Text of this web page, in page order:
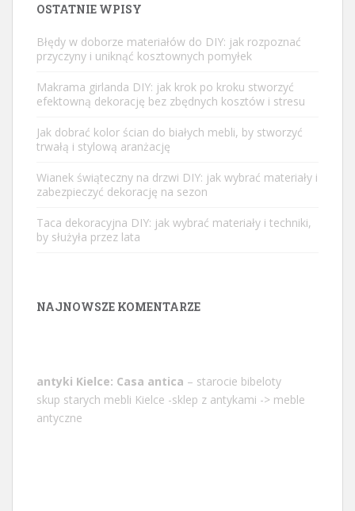
OSTATNIE WPISY
Błędy w doborze materiałów do DIY: jak rozpoznać
przyczyny i uniknąć kosztownych pomyłek
Makrama girlanda DIY: jak krok po kroku stworzyć
efektowną dekorację bez zbędnych kosztów i stresu
Jak dobrać kolor ścian do białych mebli, by stworzyć
trwałą i stylową aranżację
Wianek świąteczny na drzwi DIY: jak wybrać materiały i
zabezpieczyć dekorację na sezon
Taca dekoracyjna DIY: jak wybrać materiały i techniki,
by służyła przez lata
NAJNOWSZE KOMENTARZE
antyki Kielce: Casa antica – starocie bibeloty
skup starych mebli Kielce -sklep z antykami -> meble
antyczne